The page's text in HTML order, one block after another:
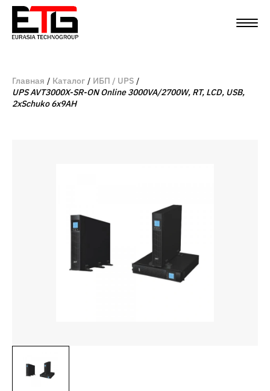
Главная Каталог
ИБП / UPS
UPS AVT3000X-SR-ON Online 3000VA/2700W, RT, LCD, USB,
2xSchuko 6x9AH